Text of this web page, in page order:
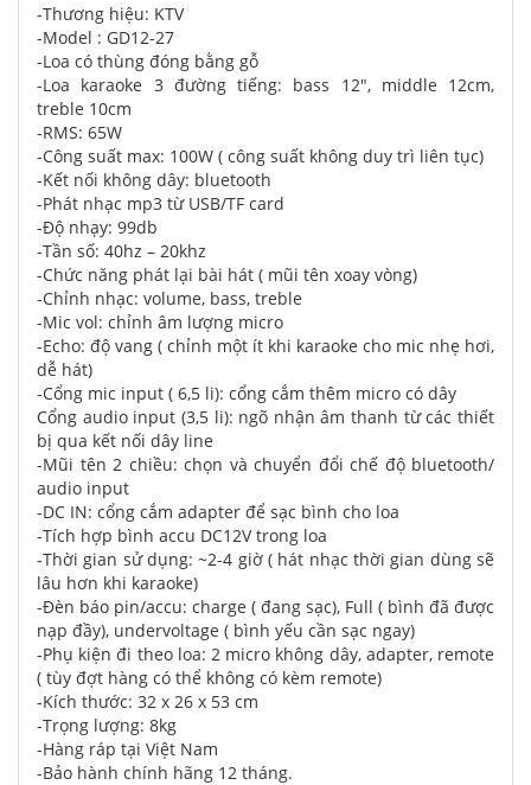
-Thương hiệu: KTV
-Model : GD12-27
-Loa có thùng đóng bằng gỗ
-Loa karaoke 3 đường tiếng: bass 12", middle 12cm,
treble 10cm
-RMS: 65W
-Công suất max: 100W ( công suất không duy trì liên tục)
-Kết nối không dây: bluetooth
-Phát nhạc mp3 từ USB/TF card
-Độ nhạy: 99db
-Tần số: 40hz – 20khz
-Chức năng phát lại bài hát ( mũi tên xoay vòng)
-Chỉnh nhạc: volume, bass, treble
-Mic vol: chỉnh âm lượng micro
-Echo: độ vang ( chỉnh một ít khi karaoke cho mic nhẹ hơi,
dễ hát)
-Cổng mic input ( 6,5 li): cổng cắm thêm micro có dây
Cổng audio input (3,5 li): ngõ nhận âm thanh từ các thiết
bị qua kết nối dây line
-Mũi tên 2 chiều: chọn và chuyển đổi chế độ bluetooth/
audio input
-DC IN: cổng cắm adapter để sạc bình cho loa
-Tích hợp bình accu DC12V trong loa
-Thời gian sử dụng: ~2-4 giờ ( hát nhạc thời gian dùng sẽ
lâu hơn khi karaoke)
-Đèn báo pin/accu: charge ( đang sạc), Full ( bình đã được
nạp đầy), undervoltage ( bình yếu cần sạc ngay)
-Phụ kiện đi theo loa: 2 micro không dây, adapter, remote
( tùy đợt hàng có thể không có kèm remote)
-Kích thước: 32 x 26 x 53 cm
-Trọng lượng: 8kg
-Hàng ráp tại Việt Nam
-Bảo hành chính hãng 12 tháng.